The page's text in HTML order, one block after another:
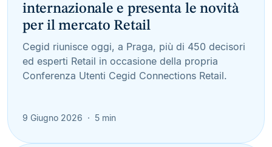
internazionale e presenta le novità
per il mercato Retail
Cegid riunisce oggi, a Praga, più di 450 decisori
ed esperti Retail in occasione della propria
Conferenza Utenti Cegid Connections Retail.
9 Giugno 2026 5 min